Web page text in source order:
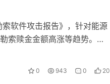
软件攻击报告》，针对能源
索赎金金额高涨等趋势。随
0 943 0 20